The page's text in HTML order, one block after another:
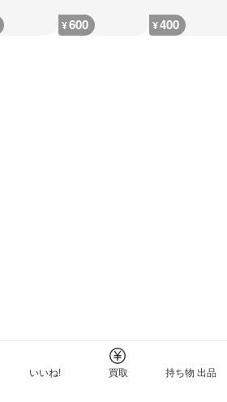
¥600 ¥400
いいね! 買取 持ち物 出品